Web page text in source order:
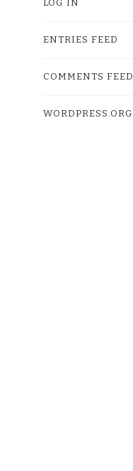
LOG IN
ENTRIES FEED
COMMENTS FEED
WORDPRESS.ORG